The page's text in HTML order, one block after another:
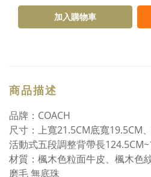
加入購物車
商品描述
品牌：COACH
尺寸：上寬21.5CM底寬19.5CM
活動式五段調整背帶長
材質：楓木色粒面牛皮、楓木色
磨毛 無底珠